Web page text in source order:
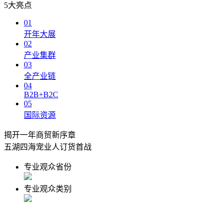
5大亮点
01
开年大展
02
产业集群
03
全产业链
04
B2B+B2C
05
国际资源
揭开一年商贸新序章
五湖四海宠业人订货首战
专业观众省份
专业观众类别